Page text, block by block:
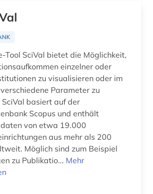
wirtschaftswissenschaften (14)
wissenschaftler (1)
wissenschaftliche literatur (2)
wissenschaftliches manuskript (1)
wissenschaftsgeschichte (3)
Tool SciVal bietet die Möglichkeit,
einzelner oder
zu visualisieren oder im
Parameter zu
Scopus und enthält
von etwa 19.000
aus mehr als 200
zum Beispiel
zu Publikatio... Mehr